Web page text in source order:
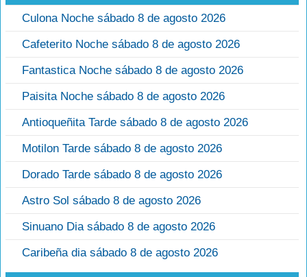
Culona Noche sábado 8 de agosto 2026
Cafeterito Noche sábado 8 de agosto 2026
Fantastica Noche sábado 8 de agosto 2026
Paisita Noche sábado 8 de agosto 2026
Antioqueñita Tarde sábado 8 de agosto 2026
Motilon Tarde sábado 8 de agosto 2026
Dorado Tarde sábado 8 de agosto 2026
Astro Sol sábado 8 de agosto 2026
Sinuano Dia sábado 8 de agosto 2026
Caribeña dia sábado 8 de agosto 2026